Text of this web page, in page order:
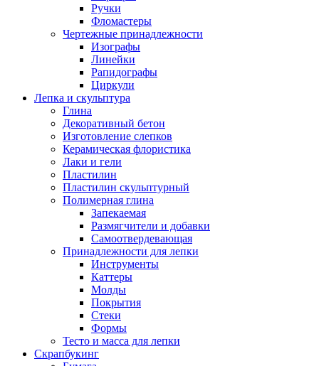
Ручки
Фломастеры
Чертежные принадлежности
Изографы
Линейки
Рапидографы
Циркули
Лепка и скульптура
Глина
Декоративный бетон
Изготовление слепков
Керамическая флористика
Лаки и гели
Пластилин
Пластилин скульптурный
Полимерная глина
Запекаемая
Размягчители и добавки
Самоотвердевающая
Принадлежности для лепки
Инструменты
Каттеры
Молды
Покрытия
Стеки
Формы
Тесто и масса для лепки
Скрапбукинг